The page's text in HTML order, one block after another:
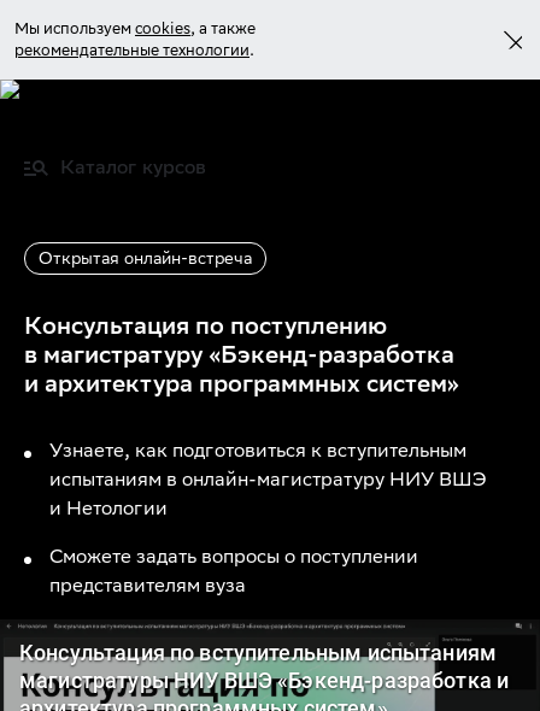
Мы используем cookies, а также
рекомендательные технологии.
Каталог курсов
Открытая онлайн-встреча
Консультация по поступлению
в магистратуру «Бэкенд-разработка
и архитектура программных систем»
Узнаете, как подготовиться к вступительным
испытаниям в онлайн-магистратуру НИУ ВШЭ
и Нетологии
Сможете задать вопросы о поступлении
представителям вуза